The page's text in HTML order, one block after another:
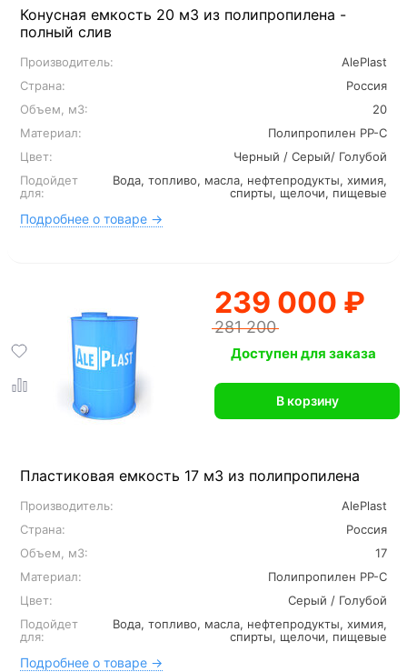
Конусная емкость 20 м3 из полипропилена -
полный слив
Производитель:
AlePlast
Страна:
Россия
Объем, м3:
20
Материал:
Полипропилен PP-C
Цвет:
Черный / Серый/ Голубой
Подойдет
для:
Вода, топливо, масла, нефтепродукты, химия,
спирты, щелочи, пищевые
Подробнее о товаре →
Пластиковая емкость 17 м3 из полипропилена
Производитель:
AlePlast
Страна:
Россия
Объем, м3:
17
Материал:
Полипропилен PP-C
Цвет:
Серый / Голубой
Подойдет
для:
Вода, топливо, масла, нефтепродукты, химия,
спирты, щелочи, пищевые
Подробнее о товаре →
239 000 ₽
281 200
Доступен для заказа
В корзину